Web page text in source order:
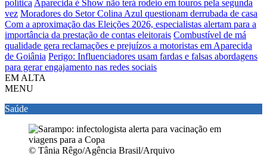
política Aparecida é Show não terá rodeio em touros pela segunda
vez Moradores do Setor Colina Azul questionam derrubada de casa
Com a aproximação das Eleições 2026, especialistas alertam para a
importância da prestação de contas eleitorais Combustível de má
qualidade gera reclamações e prejuízos a motoristas em Aparecida
de Goiânia Perigo: Influenciadores usam fardas e falsas abordagens
para gerar engajamento nas redes sociais
EM ALTA
MENU
Saúde
© Tânia Rêgo/Agência Brasil/Arquivo